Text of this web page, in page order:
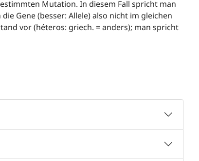
Mutation. In diesem Fall spricht man
Gene (besser: Allele) also nicht im gleichen
vor (héteros: griech. = anders); man spricht